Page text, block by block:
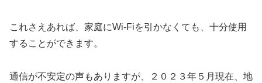
これさえあれば、家庭にWi-Fiを引かなくても、十分使用
することができます。
通信が不安定の声もありますが、２０２３年５月現在、地